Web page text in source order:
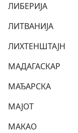
ЛИБЕРИЈА
ЛИТВАНИЈА
ЛИХТЕНШТАЈН
МАДАГАСКАР
МАЂАРСКА
МАЈОТ
МАКАО